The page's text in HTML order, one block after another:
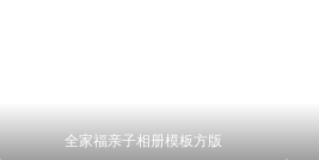
全家福亲子相册模板方版